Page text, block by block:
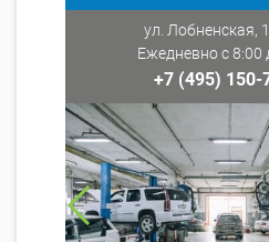
ул. Лобненская,
Ежедневно с 8:00
+7 (495) 150-